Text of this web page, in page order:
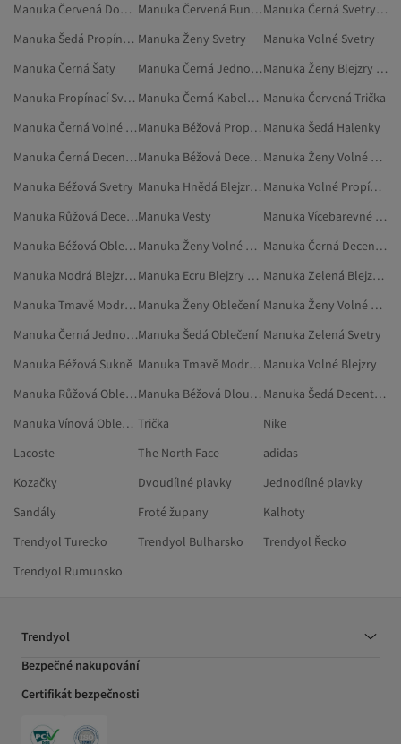
Manuka Červená Doplňky
Manuka Červená Bundy
Manuka Černá Svetry A Propínací Svetry
Manuka Šedá Propínací Svetry Manuka Ženy Svetry
Manuka Volné Svetry
Manuka Černá Šaty
Manuka Černá Jednoduché Šaty
Manuka Ženy Blejzry A Vesty
Manuka Propínací Svetry
Manuka Černá Kabelky Přes Rameno Manuka Červená Trička
Manuka Černá Volné Topy
Manuka Béžová Propínací Svetry Manuka Šedá Halenky
Manuka Černá Decentní Kabáty
Manuka Béžová Decentní Oděvy
Manuka Ženy Volné Svetry
Manuka Béžová Svetry
Manuka Hnědá Blejzry A Vesty
Manuka Volné Propínací Svetry
Manuka Růžová Decentní OděvyManuka Vesty
Manuka Vícebarevné Decentní Oděvy
Manuka Béžová Oblečení
Manuka Ženy Volné Propínací Svetry
Manuka Černá Decentní Blůzy
Manuka Modrá Blejzry A Vesty
Manuka Ecru Blejzry A Vesty
Manuka Zelená Blejzry A Vesty
Manuka Tmavě Modrá Propínací Svetry Manuka Ženy Oblečení
Manuka Ženy Volné Blejzry
Manuka Černá Jednoduché Večerní ŠatyManuka Šedá Oblečení Manuka Zelená Svetry
Manuka Béžová Sukně
Manuka Tmavě Modrá Svetry Manuka Volné Blejzry
Manuka Růžová Oblečení
Manuka Béžová Dlouhé Sukně
Manuka Šedá Decentní Oděvy
Manuka Vínová Oblečení Trička
Nike
Lacoste
The North Face
adidas
Kozačky
Dvoudílné plavky
Jednodílné plavky
Sandály
Froté župany
Kalhoty
Trendyol Turecko
Trendyol Bulharsko
Trendyol Řecko
Trendyol Rumunsko
Trendyol
Bezpečné nakupování
Certifikát bezpečnosti